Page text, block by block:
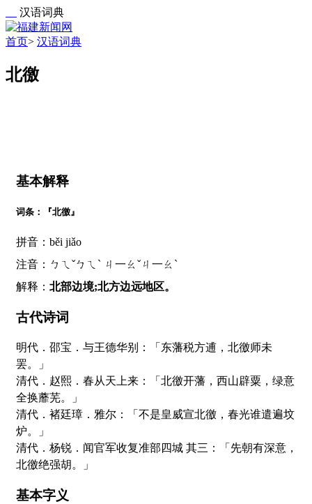
汉语词典
首页> 汉语词典
北徼
基本解释
词条：『北徼』
拼音：běi jiǎo
注音：ㄅㄟˇㄅㄟˋ ㄐ一ㄠˇㄐ一ㄠˋ
解释： 北部边境;北方边远地区。
古代诗词
明代．邵宝．与王德华别：「东藩税方逋，北徼师未
罢。」
清代．赵熙．春从天上来：「北徼开藩，西山辟粟，绿意
全换蘼芜。」
清代．褚廷璋．雅尔：「不是皇威宣北徼，春光谁遣遍坟
炉。」
清代．杨锐．闻官军收复准部四城 其三：「先朝有深意，
北徼绝强胡。」
基本字义